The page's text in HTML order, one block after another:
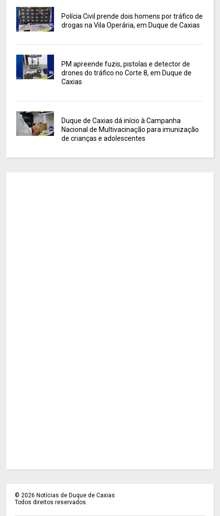
Polícia Civil prende dois homens por tráfico de
drogas na Vila Operária, em Duque de Caxias
PM apreende fuzis, pistolas e detector de
drones do tráfico no Corte 8, em Duque de
Caxias
Duque de Caxias dá início à Campanha
Nacional de Multivacinação para imunização
de crianças e adolescentes
©2026 Notícias de Duque de Caxias
Todos direitos reservados.